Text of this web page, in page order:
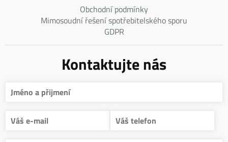
Obchodní podmínky
Mimosoudní řešení spotřebitelského sporu
GDPR
Kontaktujte nás